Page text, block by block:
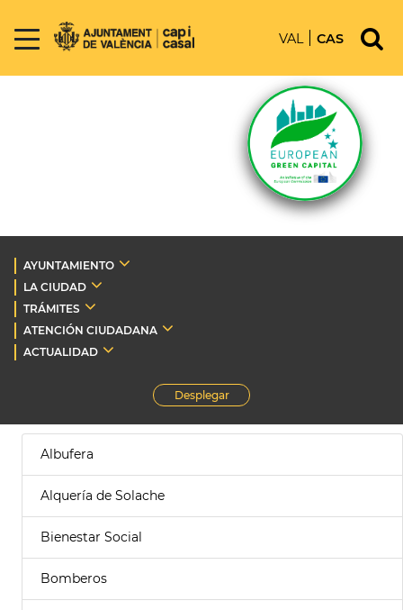
VAL CAS
AYUNTAMIENTO
LA CIUDAD
TRÁMITES
ATENCIÓN CIUDADANA
ACTUALIDAD
Desplegar
Albufera
Alquería de Solache
Bienestar Social
Bomberos